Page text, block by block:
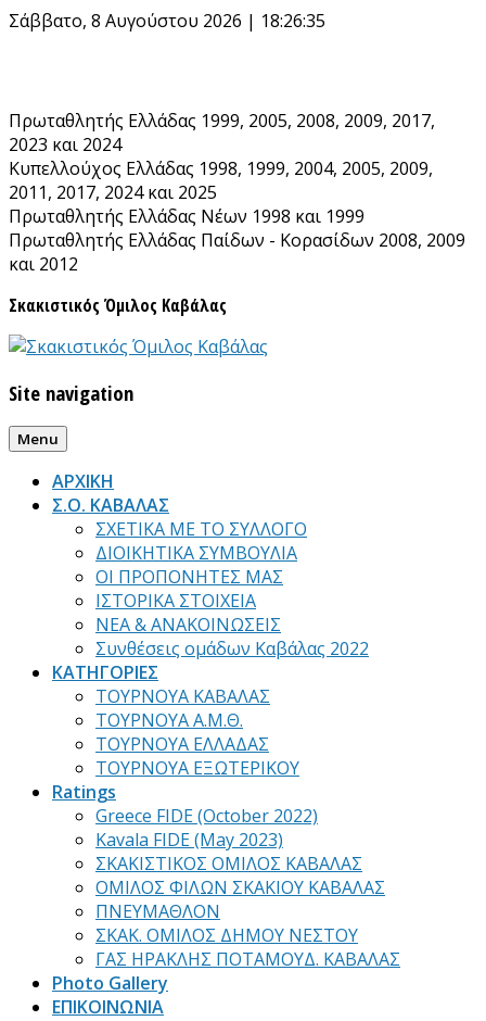
Skip
Σάββατο, 8 Αυγούστου 2026 | 18:26:35
Πρωταθλητής Ελλάδας 1999, 2005, 2008, 2009, 2017,
2023 και 2024
Κυπελλούχος Ελλάδας 1998, 1999, 2004, 2005, 2009,
2011, 2017, 2024 και 2025
Πρωταθλητής Ελλάδας Νέων 1998 και 1999
Πρωταθλητής Ελλάδας Παίδων - Κορασίδων 2008, 2009
και 2012
Σκακιστικός Όμιλος Καβάλας
Site navigation
Menu
ΑΡΧΙΚΗ
Σ.Ο. ΚΑΒΑΛΑΣ
ΣΧΕΤΙΚΑ ΜΕ ΤΟ ΣΥΛΛΟΓΟ
ΔΙΟΙΚΗΤΙΚΑ ΣΥΜΒΟΥΛΙΑ
ΟΙ ΠΡΟΠΟΝΗΤΕΣ ΜΑΣ
ΙΣΤΟΡΙΚΑ ΣΤΟΙΧΕΙΑ
ΝΕΑ & ΑΝΑΚΟΙΝΩΣΕΙΣ
Συνθέσεις ομάδων Καβάλας 2022
ΚΑΤΗΓΟΡΙΕΣ
ΤΟΥΡΝΟΥΑ ΚΑΒΑΛΑΣ
ΤΟΥΡΝΟΥΑ Α.Μ.Θ.
ΤΟΥΡΝΟΥΑ ΕΛΛΑΔΑΣ
ΤΟΥΡΝΟΥΑ ΕΞΩΤΕΡΙΚΟΥ
Ratings
Greece FIDE (October 2022)
Kavala FIDE (May 2023)
ΣΚΑΚΙΣΤΙΚΟΣ ΟΜΙΛΟΣ ΚΑΒΑΛΑΣ
ΟΜΙΛΟΣ ΦΙΛΩΝ ΣΚΑΚΙΟΥ ΚΑΒΑΛΑΣ
ΠΝΕΥΜΑΘΛΟΝ
ΣΚΑΚ. ΟΜΙΛΟΣ ΔΗΜΟΥ ΝΕΣΤΟΥ
ΓΑΣ ΗΡΑΚΛΗΣ ΠΟΤΑΜΟΥΔ. ΚΑΒΑΛΑΣ
Photo Gallery
ΕΠΙΚΟΙΝΩΝΙΑ